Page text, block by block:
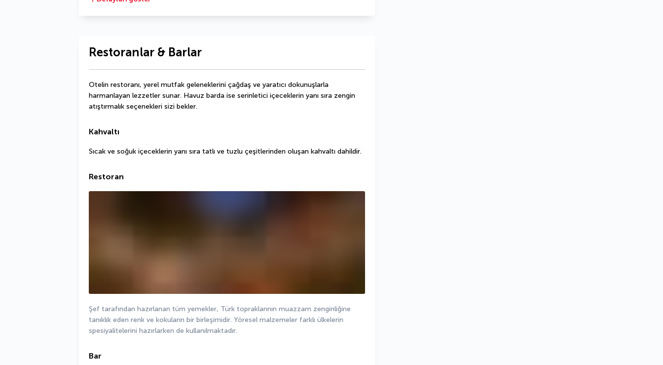
Restoranlar & Barlar
Otelin restoranı, yerel mutfak geleneklerini çağdaş ve yaratıcı dokunuşlarla
harmanlayan lezzetler sunar. Havuz barda ise serinletici içeceklerin yanı sıra zengin
atıştırmalık seçenekleri sizi bekler.
Kahvaltı
Sıcak ve soğuk içeceklerin yanı sıra tatlı ve tuzlu çeşitlerinden oluşan kahvaltı dahildir.
Restoran
Şef tarafından hazırlanan tüm yemekler, Türk topraklarının muazzam zenginliğine
tanıklık eden renk ve kokuların bir birleşimidir. Yöresel malzemeler farklı ülkelerin
spesiyalitelerini hazırlarken de kullanılmaktadır.
Bar